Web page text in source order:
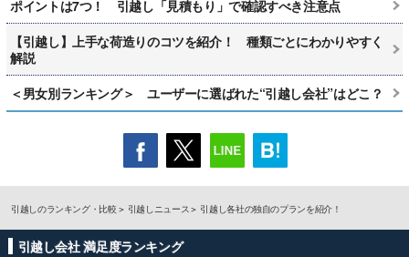
ポイントは7つ！ 引越し「見積もり」で確認すべき注意点
【引越し】上手な荷造りのコツを紹介！ 種類ごとにわかりやすく
解説
＜男女別ランキング＞ ユーザーに選ばれた“引越し会社”はどこ？
引越しのランキング・比較 引越しニュース 引越し各社の独自のプランを紹介！
引越し会社 満足度ランキング